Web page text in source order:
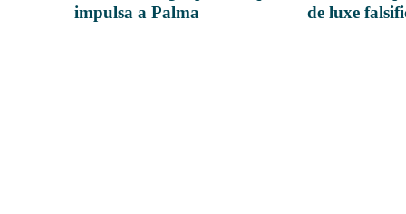
impulsa a Palma
de luxe